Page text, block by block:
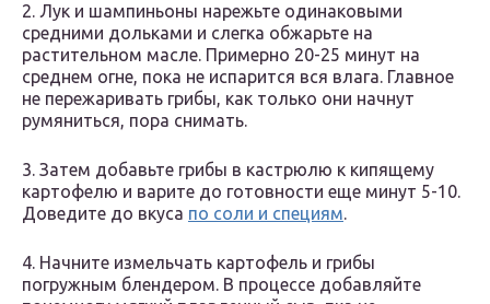
2. Лук и шампиньоны нарежьте одинаковыми
средними дольками и слегка обжарьте на
растительном масле. Примерно 20-25 минут на
среднем огне, пока не испарится вся влага. Главное
не пережаривать грибы, как только они начнут
румяниться, пора снимать.
3. Затем добавьте грибы в кастрюлю к кипящему
картофелю и варите до готовности еще минут 5-10.
Доведите до вкуса по соли и специям.
4. Начните измельчать картофель и грибы
погружным блендером. В процессе добавляйте